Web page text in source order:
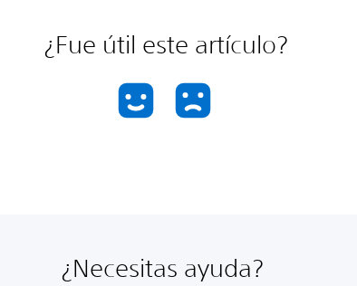
¿Fue útil este artículo?
¿Necesitas ayuda?